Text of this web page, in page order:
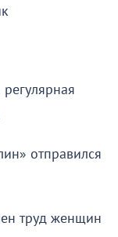
отправился
труд женщин